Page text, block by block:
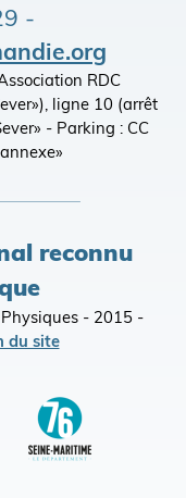
-
RDC
ligne 10 (arrêt
- Parking : CC
annexe»
reconnu
- 2015 -
du site